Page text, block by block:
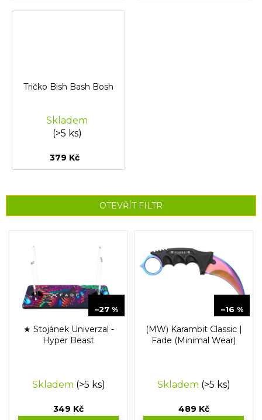
Tričko Bish Bash Bosh
Skladem
(>5 ks)
379 Kč
OTEVŘÍT FILTR
–27 %
★ Stojánek Univerzal -
Hyper Beast
Skladem (>5 ks)
349 Kč
–16 %
(MW) Karambit Classic |
Fade (Minimal Wear)
Skladem (>5 ks)
489 Kč